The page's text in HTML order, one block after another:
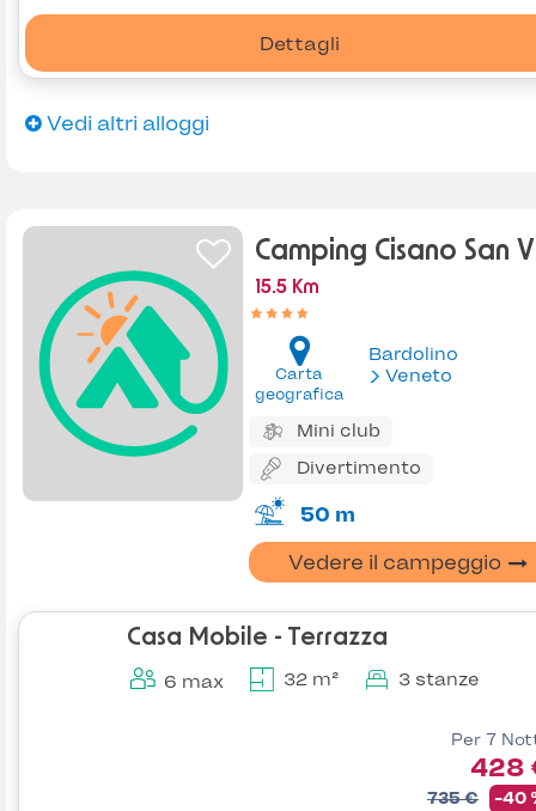
Dettagli
Vedi altri alloggi
Camping Cisano San
15.5 Km
Carta
geografica
Bardolino
Veneto
Mini club
Divertimento
50 m
Vedere il campeggio
Casa Mobile - Terrazza
6 max 32 m² 3 stanze
Per 7
428
735 € -40